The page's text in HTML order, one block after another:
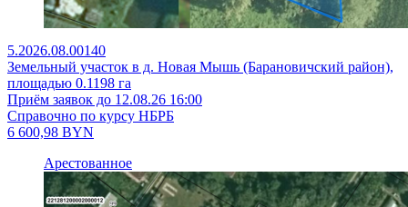
5.2026.08.00140
Земельный участок в д. Новая Мышь (Барановичский район),
площадью 0.1198 га
Приём заявок до 12.08.26 16:00
Справочно по курсу НБРБ
6 600,98 BYN
Арестованное